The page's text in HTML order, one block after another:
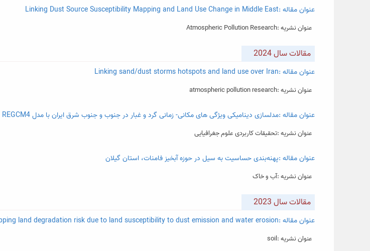
عنوان مقاله :Linking Dust Source Susceptibility Mapping and Land Use Change in Middle East
عنوان نشریه :Atmospheric Pollution Research
مقالات سال 2024
عنوان مقاله :Linking sand/dust storms hotspots and land use over Iran
عنوان نشریه :atmospheric pollution research
عنوان مقاله :مدلسازی دینامیکی ویژگی های مکانی- زمانی گرد و غبار در جنوب و جنوب شرق ایران با مدل REGCM4
عنوان نشریه :تحقیقات کاربردی علوم جغرافیایی
عنوان مقاله :پهنه‌بندی حساسیت به سیل در حوزه آبخیز فامنات، استان گیلان
عنوان نشریه :آب و خاک
مقالات سال 2023
عنوان مقاله :Mapping land degradation risk due to land susceptibility to dust emission and water erosion
عنوان نشریه :soil